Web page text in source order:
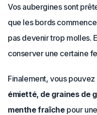
Vos aubergines sont
que les bords
pas devenir trop molles.
conserver une certaine
Finalement, vous pouvez
émietté, de graines de
menthe fraîche pour